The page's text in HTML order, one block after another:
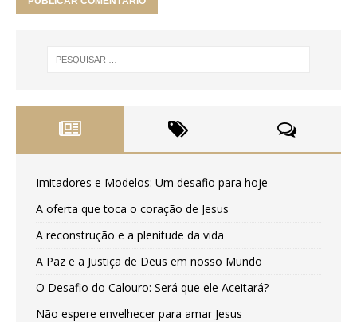
Imitadores e Modelos: Um desafio para hoje
A oferta que toca o coração de Jesus
A reconstrução e a plenitude da vida
A Paz e a Justiça de Deus em nosso Mundo
O Desafio do Calouro: Será que ele Aceitará?
Não espere envelhecer para amar Jesus